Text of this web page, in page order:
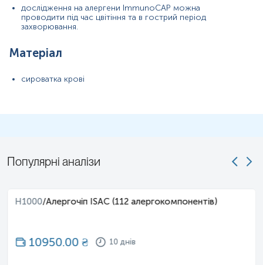
Для грудних дітей перед здачею крові витримати максимально
можливу паузу між годуваннями.
Дітей до 5 років перед здачею крові бажано поїти чистою
Примітка!Відбір матеріалу бажано проводити до проведення
дослідження на алергени ІmmunoCAP можна
проводити під час цвітіння та в гострий період
захворювання.
Матеріал
сироватка крові
Популярні аналізи
H1000/Алергочіп ISAC (112 алергокомпонентів)
10950.00₴ 10 днів